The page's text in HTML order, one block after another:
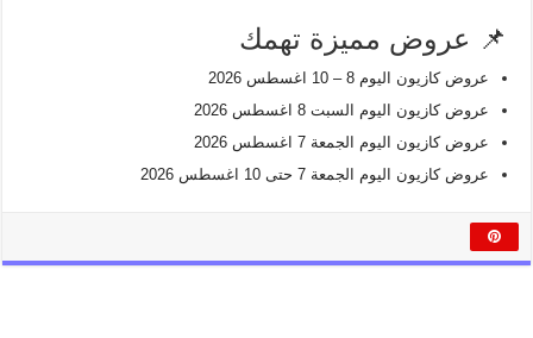
📌 عروض مميزة تهمك
عروض كازيون اليوم 8 – 10 اغسطس 2026
عروض كازيون اليوم السبت 8 اغسطس 2026
عروض كازيون اليوم الجمعة 7 اغسطس 2026
عروض كازيون اليوم الجمعة 7 حتى 10 اغسطس 2026